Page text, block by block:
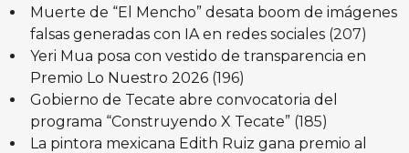
Muerte de “El Mencho” desata boom de imágenes
falsas generadas con IA en redes sociales (207)
Yeri Mua posa con vestido de transparencia en
Premio Lo Nuestro 2026 (196)
Gobierno de Tecate abre convocatoria del
programa “Construyendo X Tecate” (185)
La pintora mexicana Edith Ruiz gana premio al